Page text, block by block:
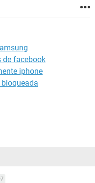
de facebook
iphone